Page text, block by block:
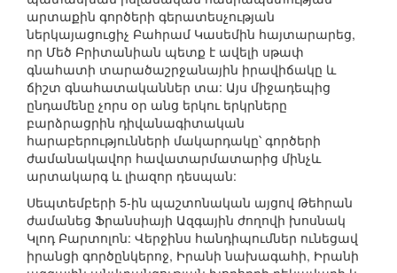
արտաքին գործերի գերատեսչության
ներկայացուցիչ Բահրամ Կասեմին հայտարարեց,
որ Մեծ Բրիտանիան պետք է ավելի սթափ
գնահատի տարածաշրջանային իրավիճակը և
ճիշտ գնահատականներ տա: Այս միջադեպից
ընդամենը չորս օր անց երկու երկրները
բարձրացրին դիվանագիտական
հարաբերությունների մակարդակը՝ գործերի
ժամանակավոր հավատարմատարից մինչև
արտակարգ և լիազոր դեսպան:
Սեպտեմբերի 5-ին պաշտոնական այցով Թեհրան
ժամանեց Ֆրանսիայի Ազգային ժողովի խոսնակ
Կլոդ Բարտոլոն: Վերջինս հանդիպումներ ունեցավ
իրանցի գործընկերոջ, Իրանի նախագահի, Իրանի